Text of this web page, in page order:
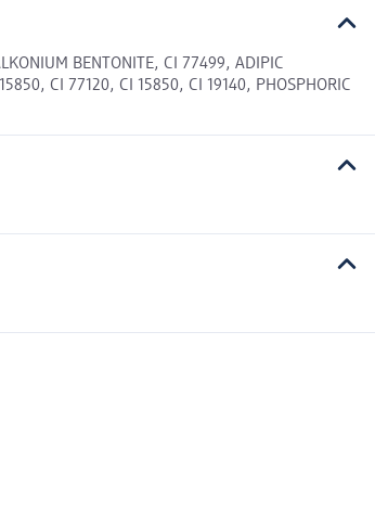
BENTONITE, CI 77499, ADIPIC
CI 77120, CI 15850, CI 19140, PHOSPHORIC